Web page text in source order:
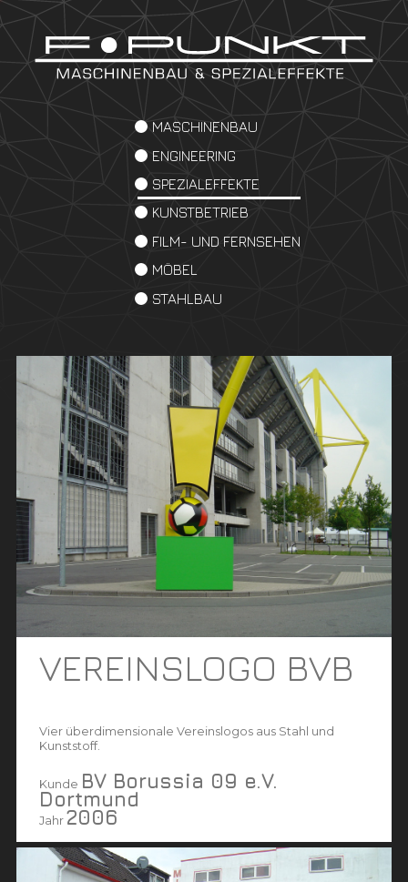
MASCHINENBAU
ENGINEERING
SPEZIALEFFEKTE
KUNSTBETRIEB
FILM- UND FERNSEHEN
MÖBEL
STAHLBAU
VEREINSLOGO BVB
Vier überdimensionale Vereinslogos aus Stahl und
Kunststoff.
Kunde BV Borussia 09 e.V.
Dortmund
Jahr 2006